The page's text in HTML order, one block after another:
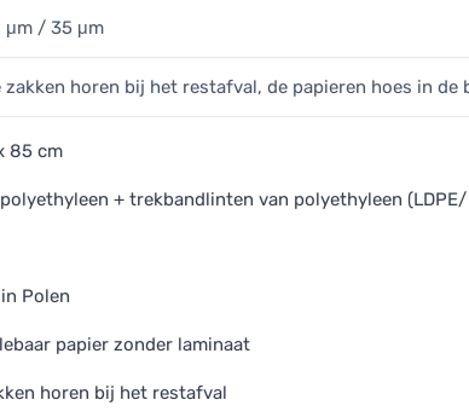
μm / 35 μm
zakken horen bij het restafval, de papieren hoes in de
85 cm
+ trekbandlinten van polyethyleen (LDPE/
Polen
papier zonder laminaat
horen bij het restafval